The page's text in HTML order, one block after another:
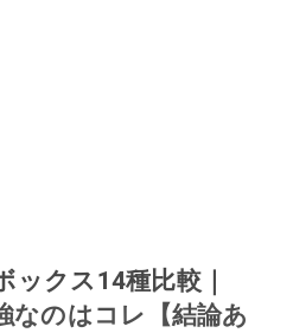
クス14種比較｜
なのはコレ【結論あ